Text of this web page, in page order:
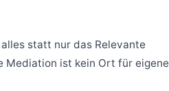
statt nur das Relevante
Mediation ist kein Ort für eigene